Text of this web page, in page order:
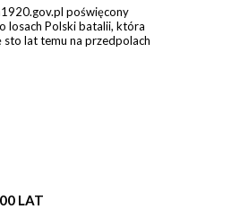
poświęcony
losach Polski batalii, która
sto lat temu na przedpolach
LAT